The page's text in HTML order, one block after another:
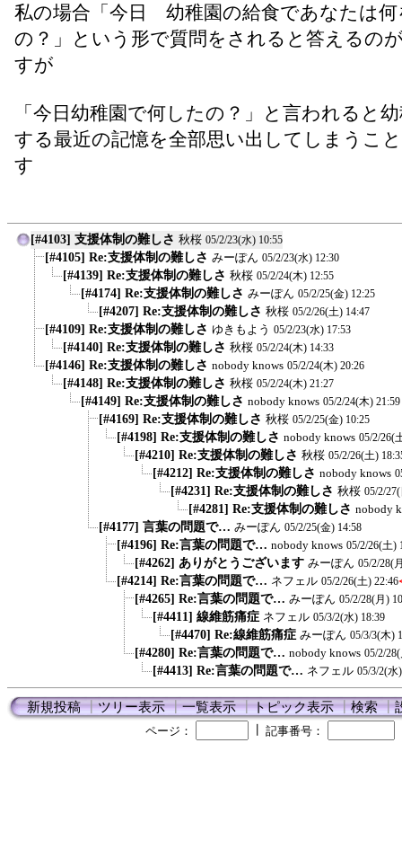
私の場合「今日 幼稚園の給食であなたは何
の？」という形で質問をされると答えるの
すが
「今日幼稚園で何したの？」と言われると
する最近の記憶を全部思い出してしまうこ
す
[#4103] 支援体制の難しさ 秋桜 05/2/23(水) 10:55
[#4105] Re:支援体制の難しさ みーぽん 05/2/23(水) 12:30
[#4139] Re:支援体制の難しさ 秋桜 05/2/24(木) 12:55
[#4174] Re:支援体制の難しさ みーぽん 05/2/25(金) 12:25
[#4207] Re:支援体制の難しさ 秋桜 05/2/26(土) 14:47
[#4109] Re:支援体制の難しさ ゆきもよう 05/2/23(水) 17:53
[#4140] Re:支援体制の難しさ 秋桜 05/2/24(木) 14:33
[#4146] Re:支援体制の難しさ nobody knows 05/2/24(木) 20:26
[#4148] Re:支援体制の難しさ 秋桜 05/2/24(木) 21:27
[#4149] Re:支援体制の難しさ nobody knows 05/2/24(木) 21:59
[#4169] Re:支援体制の難しさ 秋桜 05/2/25(金) 10:25
[#4198] Re:支援体制の難しさ nobody knows 05/2/26(
[#4210] Re:支援体制の難しさ 秋桜 05/2/26(土)
[#4212] Re:支援体制の難しさ nobody knows
[#4231] Re:支援体制の難しさ 秋桜 05/2/
[#4281] Re:支援体制の難しさ nobody
[#4177] 言葉の問題で… みーぽん 05/2/25(金) 14:58
[#4196] Re:言葉の問題で… nobody knows 05/2/26(土)
[#4262] ありがとうございます みーぽん 05/2/28(
[#4214] Re:言葉の問題で… ネフェル 05/2/26(土) 22:46
[#4265] Re:言葉の問題で… みーぽん 05/2/28(月)
[#4411] 線維筋痛症 ネフェル 05/3/2(水) 18:39
[#4470] Re:線維筋痛症 みーぽん 05/3/3(木)
[#4280] Re:言葉の問題で… nobody knows 05/2/
[#4413] Re:言葉の問題で… ネフェル 05/3/2(水
新規投稿┃ツリー表示┃一覧表示┃トピック表示┃検索┃
ページ： 記事番号：